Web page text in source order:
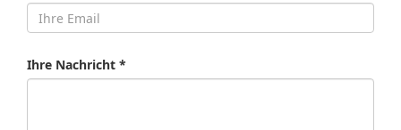
Ihre Nachricht *